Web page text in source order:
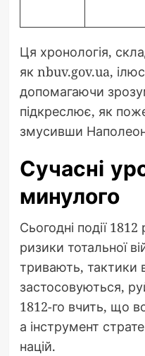
Ця хронологія,
як nbuv.gov.ua,
допомагаючи
підкреслює, як
змусивши
Сучасні
минулого
Сьогодні події
ризики тотальної
тривають, тактики
застосовуються,
1812-го вчить, що
а інструмент
націй.